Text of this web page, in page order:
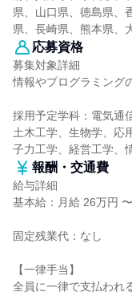
県、山口県、徳島県、
県、長崎県、熊本県、
応募資格
募集対象詳細
情報やプログラミング
採用予定学科：電気通
土木工学、生物学、応
子力工学、経営工学、
報酬・交通費
給与詳細
基本給：月給 26万円
固定残業代：なし
【一律手当】
全員に一律で支払われ